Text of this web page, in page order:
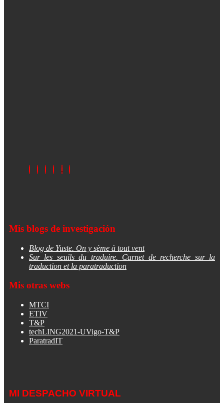
Mis blogs de investigación
Blog de Yuste. On y sème à tout vent
Sur les seuils du traduire. Carnet de recherche sur la
traduction et la paratraduction
Mis otras webs
MTCI
ETIV
T&P
techLING2021-UVigo-T&P
ParatradIT
MI DESPACHO VIRTUAL